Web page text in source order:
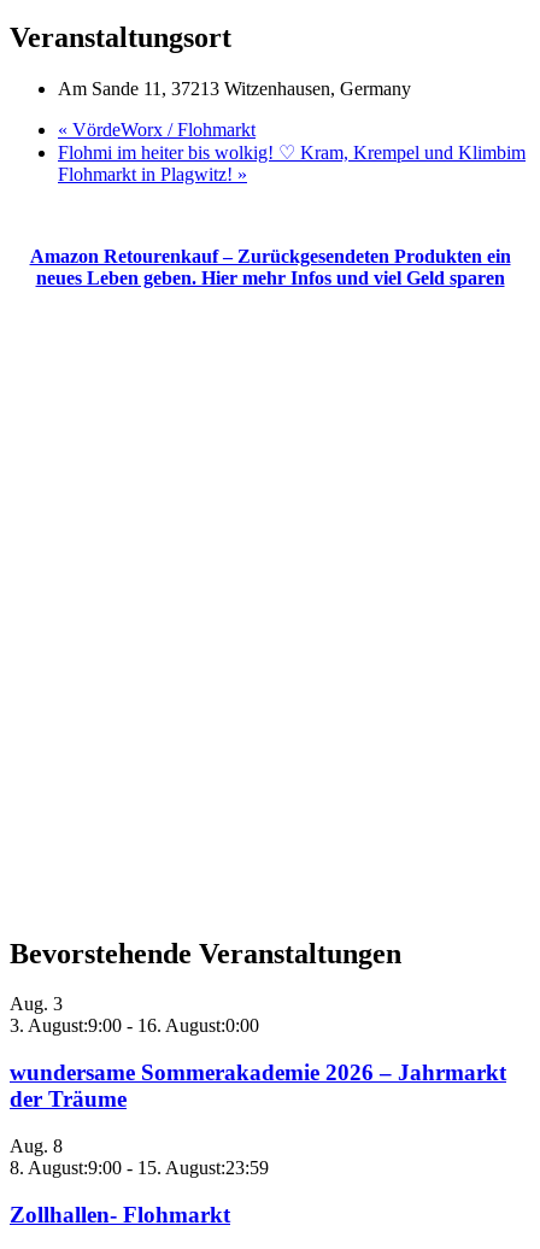
Veranstaltungsort
Am Sande 11, 37213 Witzenhausen, Germany
« VördeWorx / Flohmarkt
Flohmi im heiter bis wolkig! ♡ Kram, Krempel und Klimbim
Flohmarkt in Plagwitz! »
Amazon Retourenkauf – Zurückgesendeten Produkten ein
neues Leben geben. Hier mehr Infos und viel Geld sparen
Bevorstehende Veranstaltungen
Aug. 3
3. August:9:00 - 16. August:0:00
wundersame Sommerakademie 2026 – Jahrmarkt
der Träume
Aug. 8
8. August:9:00 - 15. August:23:59
Zollhallen- Flohmarkt